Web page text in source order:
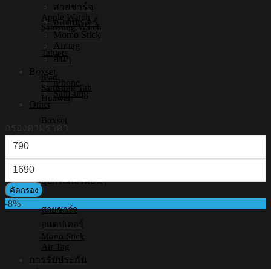
Apple Watch
Samsung Watch
Tablets
iPad
Samsung Tab
Huawei
Boxset
Samsung Boxset
อุปกรณ์เสริมอื่นๆ
สายชาร์จ
อแดปเตอร์
Mono Stick
Air Tag
การรับประกัน
สายชาร์จ
อแดปเตอร์
Momo Stick
Air tag
อื่นๆ
Boxset
iPhone
Samsung
Other
ราคา
ต่ำ
สุด
ราคา
สูงสุด
คัดกรอง
-8%